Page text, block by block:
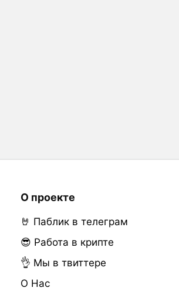
О проекте
🤘 Паблик в телеграм
😎 Работа в крипте
👌 Мы в твиттере
О Нас